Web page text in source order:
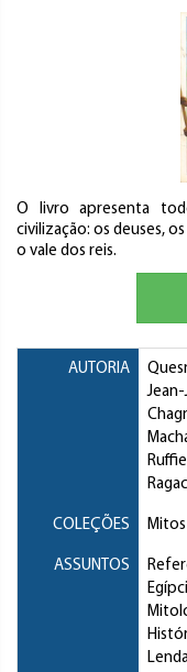
O livro apresenta
civilização: os deuses,
o vale dos reis.
AUTORIA
Jean-
COLEÇÕES Mitos
ASSUNTOS